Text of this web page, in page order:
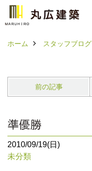
ホーム スタッフブログ
前の記事
準優勝
2010/09/19(日)
未分類